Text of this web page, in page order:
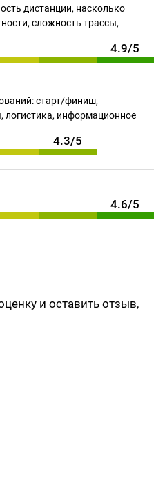
дистанции, насколько
сложность трассы,
4.9/5
старт/финиш,
логистика, информационное
4.3/5
4.6/5
и оставить отзыв,